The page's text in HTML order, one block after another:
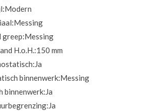
Modern
Messing
greep:Messing
H.o.H.:150 mm
Ja
binnenwerk:Messing
binnenwerk:Ja
Ja